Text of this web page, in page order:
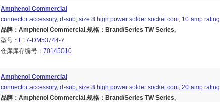
Amphenol Commercial
connector accessory, d-sub, size 8 high power solder socket cont, 10 amp rating
品牌：Amphenol Commercial,规格：Brand/Series TW Series,
型号： L17-DM53744-7
仓库库存编号： 70145010
Amphenol Commercial
connector accessory, d-sub, size 8 high power solder socket cont, 20 amp rating
品牌：Amphenol Commercial,规格：Brand/Series TW Series,